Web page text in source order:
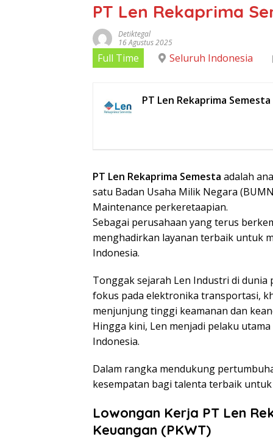
PT Len Rekaprima
Detiktegal
16 Agustus 2025
Full Time Seluruh Indonesia
PT Len Rekaprima Semesta
PT Len Rekaprima Semesta adalah
satu Badan Usaha Milik Negara
Maintenance perkeretaapian.
Sebagai perusahaan yang terus
menghadirkan layanan terbaik untuk
Indonesia.
Tonggak sejarah Len Industri di dunia
fokus pada elektronika transportasi,
menjunjung tinggi keamanan dan
Hingga kini, Len menjadi pelaku
Indonesia.
Dalam rangka mendukung
kesempatan bagi talenta terbaik
Lowongan Kerja PT Len
Keuangan (PKWT)